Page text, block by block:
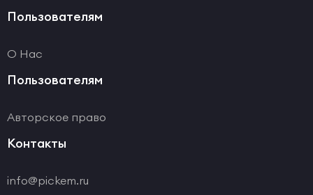
Пользователям
О Нас
Пользователям
Авторское право
Контакты
info@pickem.ru